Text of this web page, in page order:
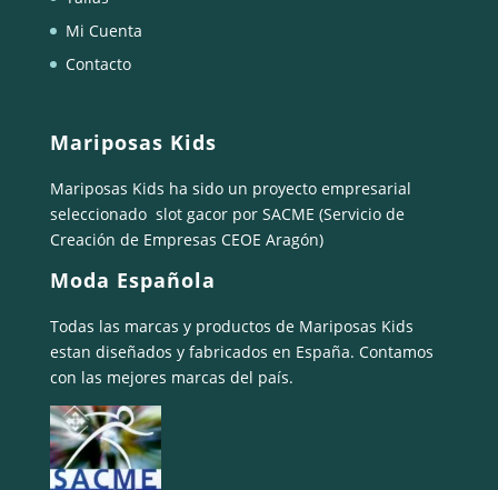
Mi Cuenta
Contacto
Mariposas Kids
Mariposas Kids ha sido un proyecto empresarial
seleccionado slot gacorpor SACME (Servicio de
Creación de Empresas CEOE Aragón)
Moda Española
Todas las marcas y productos de Mariposas Kids
estan diseñados y fabricados en España. Contamos
con las mejores marcas del país.